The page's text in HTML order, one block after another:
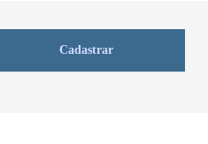
Cadastrar